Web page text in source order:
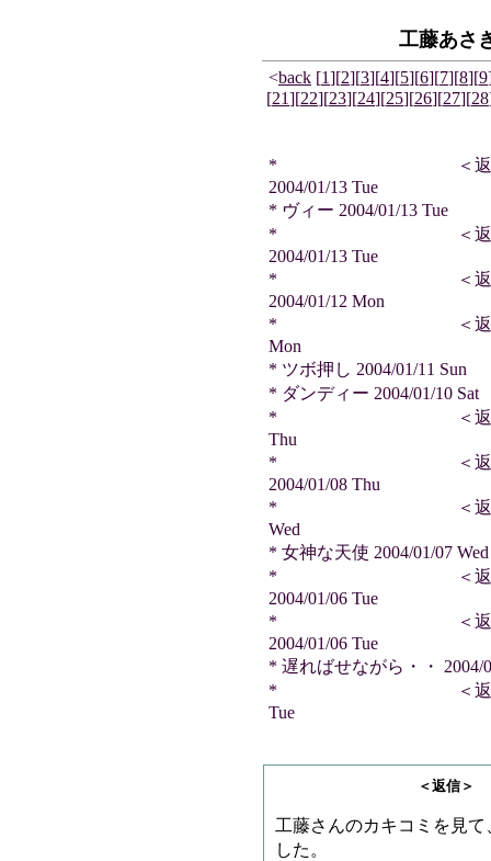
工藤あさ
<back [1][2][3][4][5][6][7][8][9
[21][22][23][24][25][26][27][28
* ＜返信＞ ヵヮ
2004/01/13 Tue
* ヴィー 2004/01/13 Tue
* ＜返信＞ ヵヮ
2004/01/13 Tue
* ＜返信＞ ヵヮ
2004/01/12 Mon
* ＜返信＞ リージ
Mon
* ツボ押し 2004/01/11 Sun
* ダンディー 2004/01/10 Sat
* ＜返信＞ Kaiho
Thu
* ＜返信＞ しが
2004/01/08 Thu
* ＜返信＞ リージ
Wed
* 女神な天使 2004/01/07 Wed
* ＜返信＞ ひで
2004/01/06 Tue
* ＜返信＞ ヵヮ
2004/01/06 Tue
* 遅ればせながら・・ 2004/
* ＜返信＞ リージ
Tue
＜返信＞ ヵヮィィ
工藤さんのカキコミを見
した。